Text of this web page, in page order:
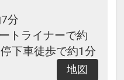
分
トライナーで約
下車徒歩で約1分
地図